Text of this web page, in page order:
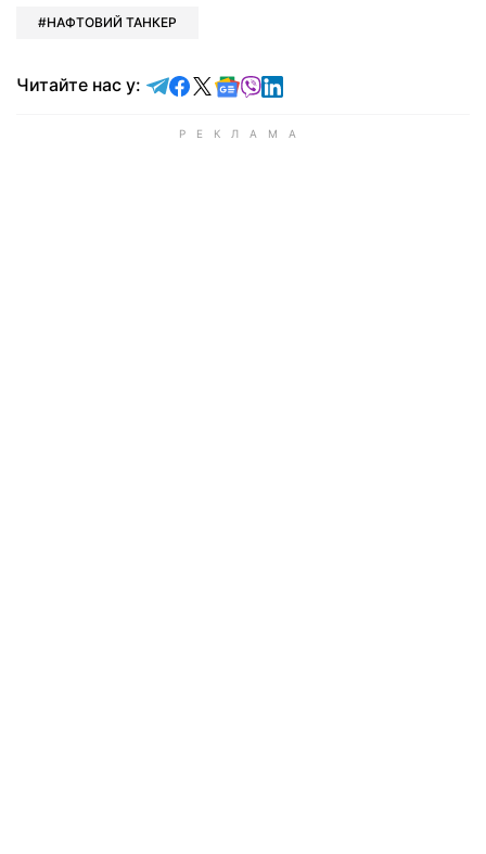
НАФТОВИЙ ТАНКЕР
Читайте нас у: Читайте у Telegram
Читайте у Facebook
Читайте у X
Читайте у Google news
Читайте у Viber
Читайте у LinkedIn